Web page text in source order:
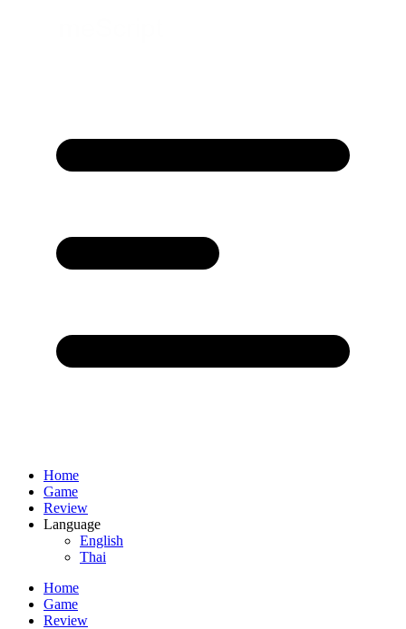
Home
Game
Review
Language
English
Thai
Home
Game
Review